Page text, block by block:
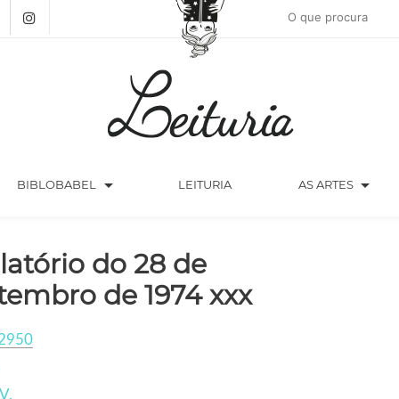
BIBLOBABEL arrow_drop_down LEITURIA AS ARTES arrow_drop_down
do 28 de
de 1974 xxx